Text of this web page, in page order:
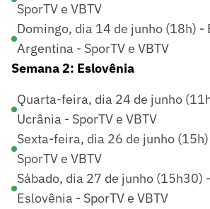
SporTV e VBTV
Domingo, dia 14 de junho (18h) -
Argentina - SporTV e VBTV
Semana 2: Eslovênia
Quarta-feira, dia 24 de junho
Ucrânia - SporTV e VBTV
Sexta-feira, dia 26 de junho
SporTV e VBTV
Sábado, dia 27 de junho (15h30)
Eslovênia - SporTV e VBTV